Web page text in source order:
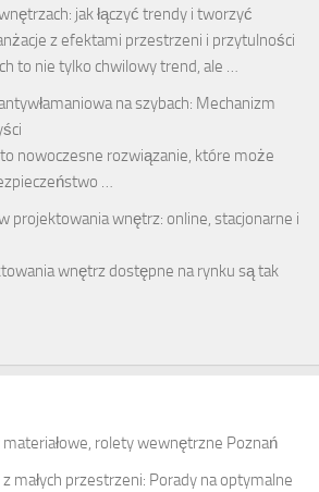
jak łączyć trendy i tworzyć
z efektami przestrzeni i przytulności
to nie tylko chwilowy trend, ale …
antywłamaniowa na szybach: Mechanizm
nowoczesne rozwiązanie, które może
…
projektowania wnętrz: online, stacjonarne i
wnętrz dostępne na rynku są tak
rolety wewnętrzne Poznań
małych przestrzeni: Porady na optymalne